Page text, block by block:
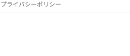
プライバシーポリシー